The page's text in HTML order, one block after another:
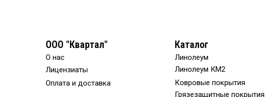
ООО "Квартал" Каталог
О нас
Оплата и доставка
Лицензиаты
Линолеум
Ковровые покрытия
Грязезащитные покрытия
Линолеум КМ2